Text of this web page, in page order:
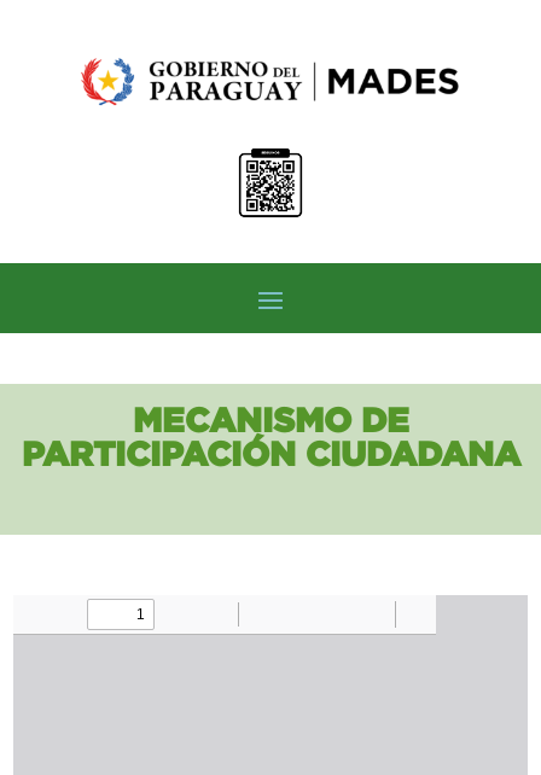
MECANISMO DE
PARTICIPACIÓN CIUDADANA